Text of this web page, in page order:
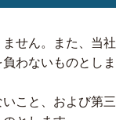
せん。また、当社
わないものとしま
こと、および第三